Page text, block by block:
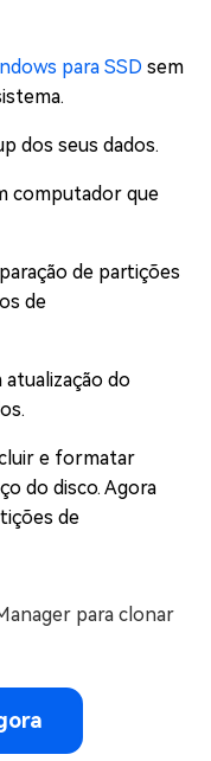
para SSD sem
dos seus dados.
computador que
de partições
de
atualização do
e formatar
do disco. Agora
de
para clonar